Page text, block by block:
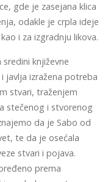
gde je zasejana klica
odakle je crpla ideje
i za izgradnju likova.
književne
javlja izražena potreba
stvari, traženjem
stečenog i stvorenog
da je Sabo od
te da je osećala
stvari i pojava.
prema